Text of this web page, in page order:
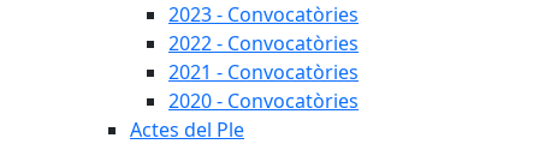
2023 - Convocatòries
2022 - Convocatòries
2021 - Convocatòries
2020 - Convocatòries
Actes del Ple